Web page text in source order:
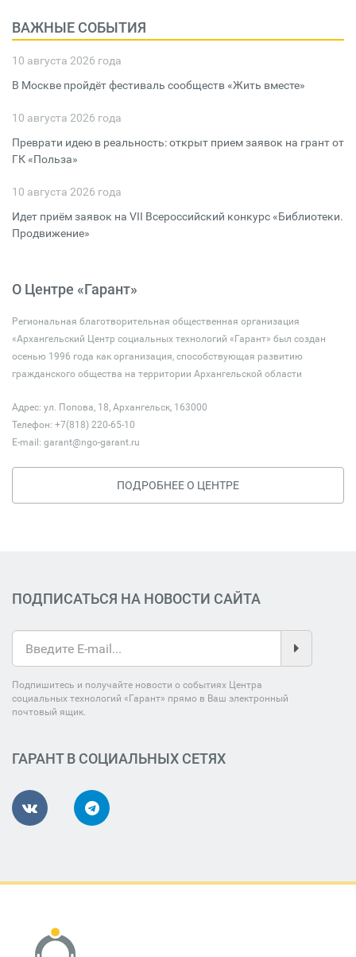
ВАЖНЫЕ СОБЫТИЯ
10 августа 2026 года
В Москве пройдёт фестиваль сообществ «Жить вместе»
10 августа 2026 года
Преврати идею в реальность: открыт прием заявок на грант от
ГК «Польза»
10 августа 2026 года
Идет приём заявок на VII Всероссийский конкурс «Библиотеки.
Продвижение»
О Центре «Гарант»
Региональная благотворительная общественная организация
«Архангельский Центр социальных технологий «Гарант» был создан
осенью 1996 года как организация, способствующая развитию
гражданского общества на территории Архангельской области
Адрес: ул. Попова, 18, Архангельск, 163000
Телефон: +7(818) 220-65-10
E-mail: garant@ngo-garant.ru
ПОДРОБНЕЕ О ЦЕНТРЕ
ПОДПИСАТЬСЯ НА НОВОСТИ САЙТА
Подпишитесь и получайте новости о событиях Центра
социальных технологий «Гарант» прямо в Ваш электронный
почтовый ящик.
ГАРАНТ В СОЦИАЛЬНЫХ СЕТЯХ